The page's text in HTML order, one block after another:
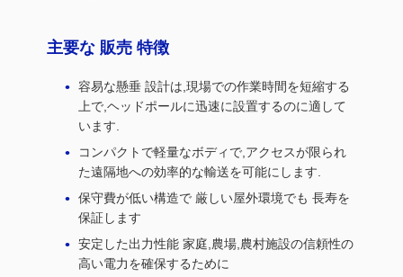
主要な 販売 特徴
容易な懸垂 設計は,現場での作業時間を短縮する
上で,ヘッドポールに迅速に設置するのに適して
います.
コンパクトで軽量なボディで,アクセスが限られ
た遠隔地への効率的な輸送を可能にします.
保守費が低い構造で 厳しい屋外環境でも 長寿を
保証します
安定した出力性能 家庭,農場,農村施設の信頼性の
高い電力を確保するために